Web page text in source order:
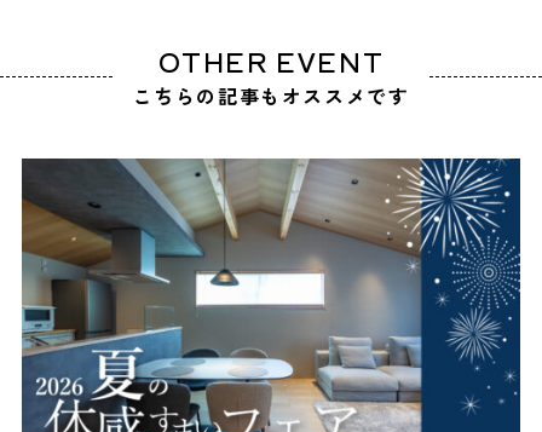
OTHER EVENT
こちらの記事もオススメです